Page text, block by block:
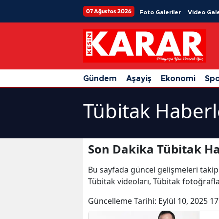
07 Ağustos 2026 Foto Galeriler Video
Gündem Aşayiş Ekonomi
Tübitak
Son Dakika Tübitak
Bu sayfada güncel gelişmeleri
Tübitak videoları, Tübitak
Güncelleme Tarihi: Eylül 10, 2025